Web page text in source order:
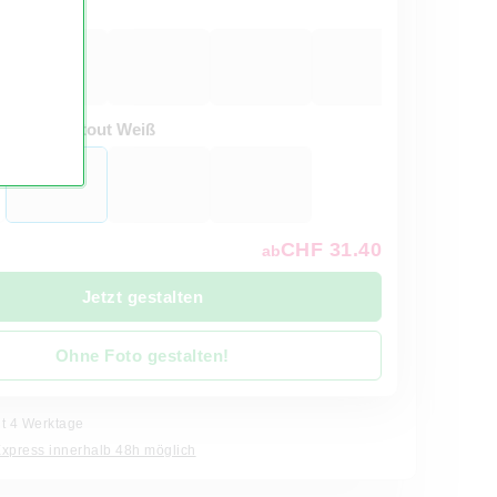
Passepartout Weiß
abCHF 31.40
Jetzt gestalten
Ohne Foto gestalten!
4 Werktage
innerhalb 48h möglich